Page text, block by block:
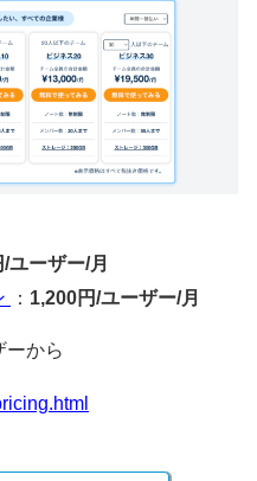
ユーザー/月
： 1,200円/ユーザー/月
から